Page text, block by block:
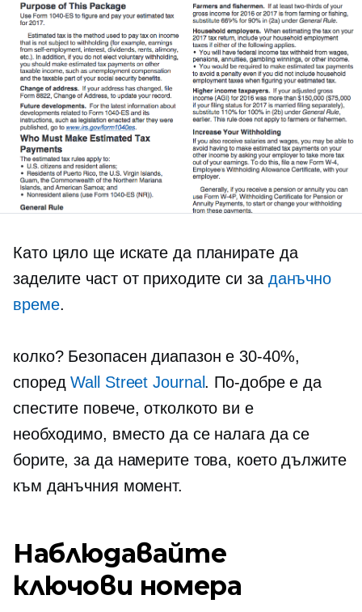
Като цяло ще искате да планирате да
заделите част от приходите си за данъчно
време.
колко? Безопасен диапазон е30-40%,
споредWall Street Journal. По-добре е да
спестите повече, отколкото ви е
необходимо, вместо да се налага да се
борите, за да намерите това, което дължите
към данъчния момент.
Наблюдавайте
ключови номера